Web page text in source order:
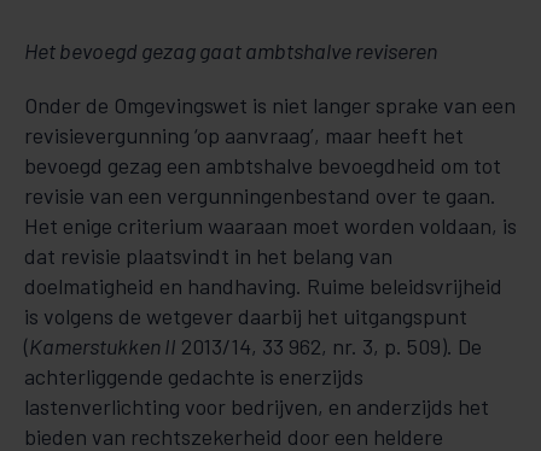
Het bevoegd gezag gaat ambtshalve reviseren
Onder de Omgevingswet is niet langer sprake van een
revisievergunning ‘op aanvraag’, maar heeft het
bevoegd gezag een ambtshalve bevoegdheid om tot
revisie van een vergunningenbestand over te gaan.
Het enige criterium waaraan moet worden voldaan, is
dat revisie plaatsvindt in het belang van
doelmatigheid en handhaving. Ruime beleidsvrijheid
is volgens de wetgever daarbij het uitgangspunt
(Kamerstukken II 2013/14, 33 962, nr. 3, p. 509). De
achterliggende gedachte is enerzijds
lastenverlichting voor bedrijven, en anderzijds het
bieden van rechtszekerheid door een heldere